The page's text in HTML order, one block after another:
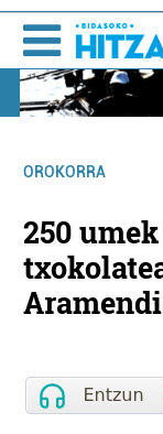
OROKORRA
250